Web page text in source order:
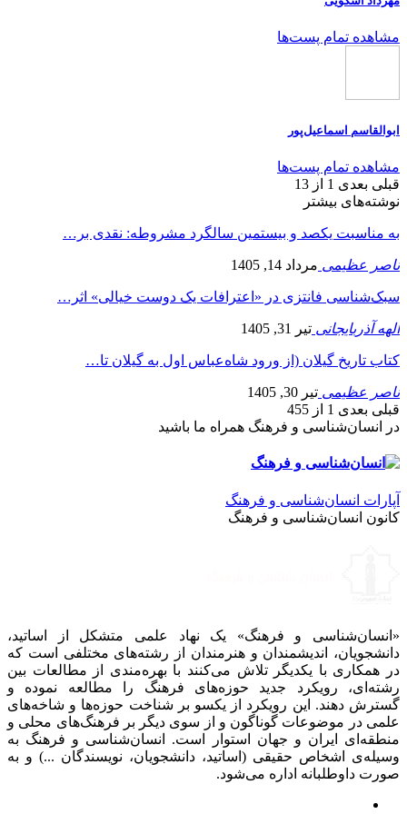
مشاهده تمام پست‌ها
ابوالقاسم اسماعیل‌پور
مشاهده تمام پست‌ها
قبلی بعدی 1 از 13
نوشته‌های بیشتر
به مناسبت یکصد و بیستمین سالگرد مشروطه: نقدی بر…
ناصر عظیمی مرداد 14, 1405
سبک‌شناسی فانتزی در «اعترافات یک دوست خیالی» اثر…
الهه آذربایجانی تیر 31, 1405
کتاب تاریخ گیلان (از ورود شاه‌عباس اول به گیلان تا…
ناصر عظیمی تیر 30, 1405
قبلی بعدی 1 از 455
در انسان‌شناسی و فرهنگ همراه ما باشید
آپارات انسان‌شناسی و فرهنگ
کانون انسان‌شناسی و فرهنگ
«انسان‌شناسی و فرهنگ» یک نهاد علمی متشکل از اساتید،
دانشجویان، اندیشمندان و هنرمندان از رشته‌های مختلفی است که
در همکاری با یکدیگر تلاش می‌کنند با بهره‌مندی از مطالعات بین
رشته‌ای، رویکرد جدید حوزه‌های فرهنگ را مطالعه نموده و
گسترش دهند. این رویکرد از یکسو بر شناخت حوزه‌ها و شاخه‌های
علمی در موضوعات گوناگون و از سوی دیگر بر فرهنگ‌های محلی و
منطقه‌ای ایران و جهان استوار است. انسان‌شناسی و فرهنگ به
وسیله‌ی اشخاص حقیقی (اساتید، دانشجویان، نویسندگان ...) و به
صورت داوطلبانه اداره می‌شود.